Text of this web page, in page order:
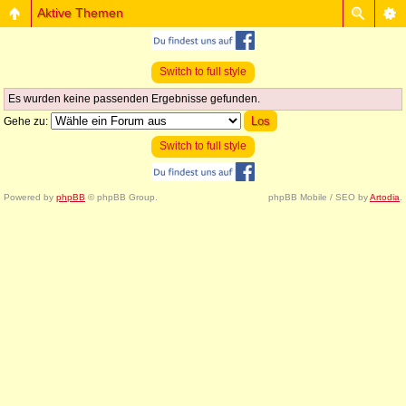
Aktive Themen
Switch to full style
Es wurden keine passenden Ergebnisse gefunden.
Gehe zu:
Switch to full style
Powered by phpBB © phpBB Group. phpBB Mobile / SEO byArtodia